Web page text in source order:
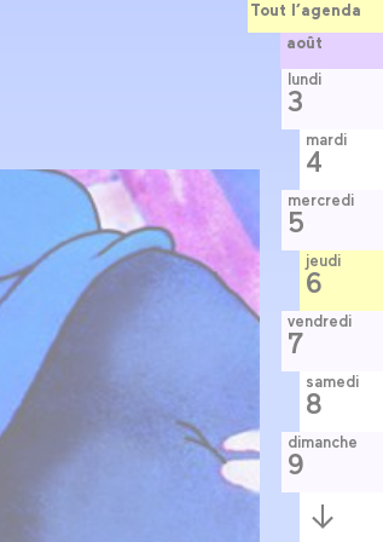
Tout l’agenda
août
lundi
3
mardi
4
mercredi
5
jeudi
6
vendredi
7
samedi
8
dimanche
9
Semaine
suivante